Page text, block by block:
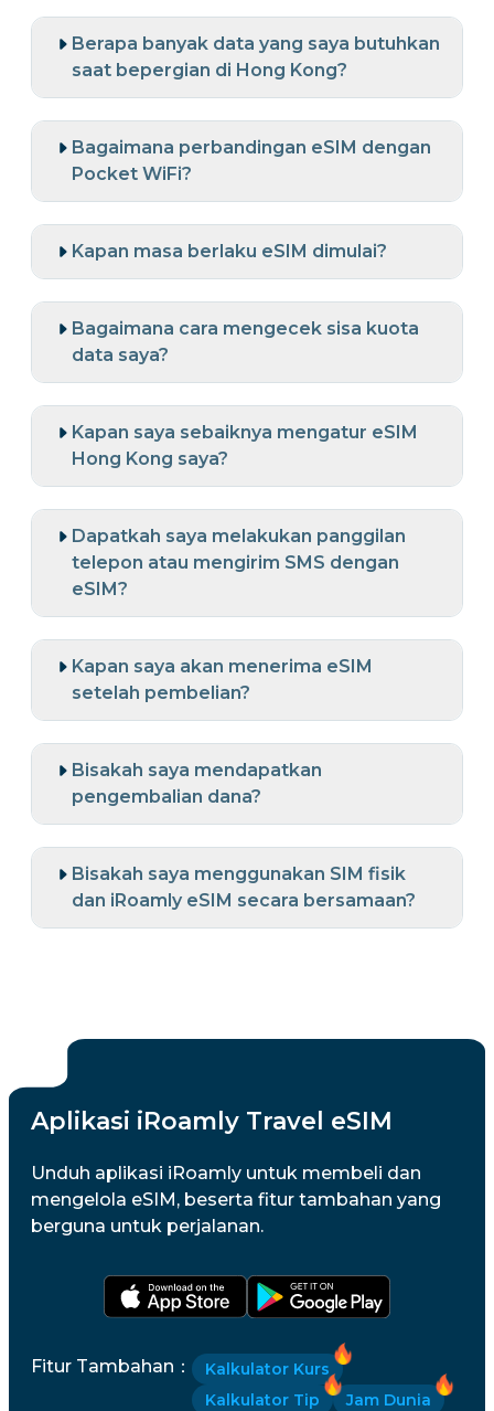
Berapa banyak data yang saya butuhkan
saat bepergian di Hong Kong?
Bagaimana perbandingan eSIM dengan
Pocket WiFi?
Kapan masa berlaku eSIM dimulai?
Bagaimana cara mengecek sisa kuota
data saya?
Kapan saya sebaiknya mengatur eSIM
Hong Kong saya?
Dapatkah saya melakukan panggilan
telepon atau mengirim SMS dengan
eSIM?
Kapan saya akan menerima eSIM
setelah pembelian?
Bisakah saya mendapatkan
pengembalian dana?
Bisakah saya menggunakan SIM fisik
dan iRoamly eSIM secara bersamaan?
Aplikasi iRoamly Travel eSIM
Unduh aplikasi iRoamly untuk membeli dan
mengelola eSIM, beserta fitur tambahan yang
berguna untuk perjalanan.
Fitur Tambahan ：
Kalkulator Kurs
Kalkulator Tip
Jam Dunia